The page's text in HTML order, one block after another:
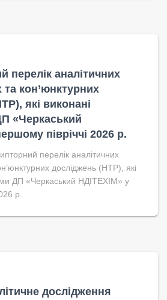
перелік аналітичних
та кон’юнктурних
які виконані
«Черкаський
півріччі 2026 р.
перелік аналітичних
досліджень (НТР), які
ДП «Черкаський НДІТЕХІМ» у
р.
дослідження